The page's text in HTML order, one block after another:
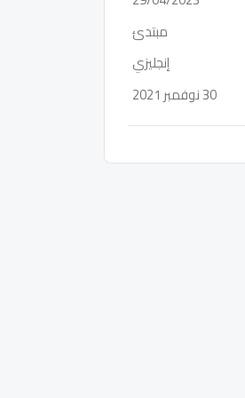
مبتدئ
إنجليزي
30 نوفمبر 2021